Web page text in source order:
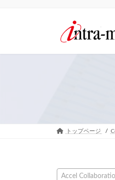
トップページ
Accel